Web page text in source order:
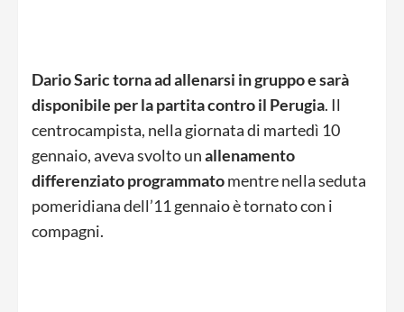
Dario Saric torna ad allenarsi in gruppo e sarà
disponibile per la partita contro il Perugia. Il
centrocampista, nella giornata di martedì 10
gennaio, aveva svolto unallenamento
differenziato programmatomentre nella seduta
pomeridiana dell’11 gennaio è tornato con i
compagni.